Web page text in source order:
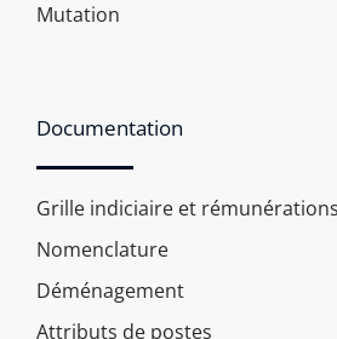
Mutation
Documentation
Grille indiciaire et
Nomenclature
Déménagement
Attributs de postes